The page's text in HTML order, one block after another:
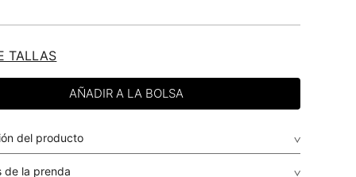
TALLAS
del producto
de la prenda